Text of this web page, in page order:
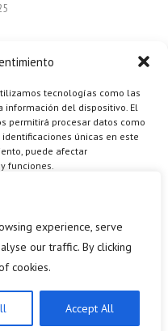
experience, serve
our traffic. By clicking
cookies.
Accept All
tecnologías como las
información del dispositivo. El
permitirá procesar datos como
únicas en este
puede afectar
funciones.
de Tres Sillas de Walt